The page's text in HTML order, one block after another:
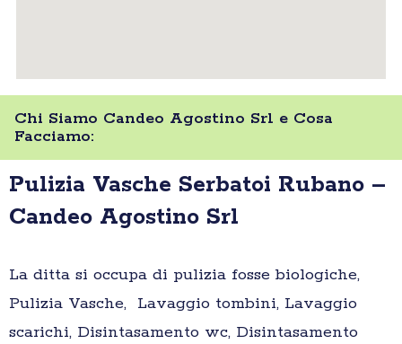
Chi Siamo Candeo Agostino Srl e Cosa
Facciamo:
Pulizia Vasche Serbatoi Rubano –
Candeo Agostino Srl
La ditta si occupa di pulizia fosse biologiche,
Pulizia Vasche, Lavaggio tombini, Lavaggio
scarichi, Disintasamento wc, Disintasamento